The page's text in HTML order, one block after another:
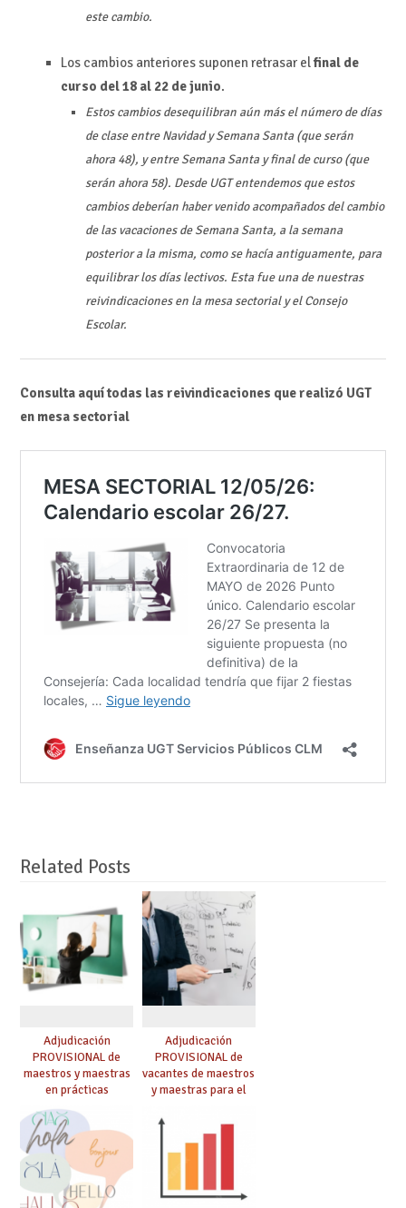
este cambio.
Los cambios anteriores suponen retrasar elfinal de
curso del 18 al 22 de junio.
Estos cambios desequilibran aún más el número de días
de clase entre Navidad y Semana Santa (que serán
ahora 48), y entre Semana Santa y final de curso (que
serán ahora 58). Desde UGT entendemos que estos
cambios deberían haber venido acompañados del cambio
de las vacaciones de Semana Santa, a la semana
posterior a la misma, como se hacía antiguamente, para
equilibrar los días lectivos. Esta fue una de nuestras
reivindicaciones en la mesa sectorial y el Consejo
Escolar.
Consulta aquí todas las reivindicaciones que realizó UGT
en mesa sectorial
Related Posts
Adjudicación
PROVISIONAL de
maestros y maestras
en prácticas
Adjudicación
PROVISIONAL de
vacantes de maestros
y maestras para el